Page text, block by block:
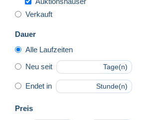
Verkauft
Dauer
Alle Laufzeiten
Neu seit Tage(n)
Endet in Stunde(n)
Preis